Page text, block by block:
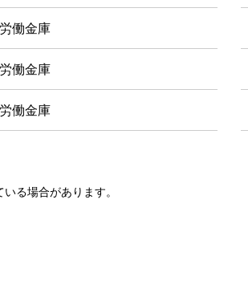
働金庫
働金庫
働金庫
る場合があります。